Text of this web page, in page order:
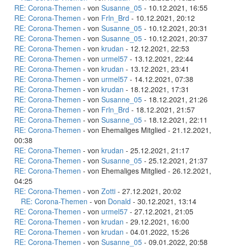
RE: Corona-Themen - von Susanne_05 - 10.12.2021, 16:55
RE: Corona-Themen - von Frln_Brd - 10.12.2021, 20:12
RE: Corona-Themen - von Susanne_05 - 10.12.2021, 20:31
RE: Corona-Themen - von Susanne_05 - 10.12.2021, 20:37
RE: Corona-Themen - von krudan - 12.12.2021, 22:53
RE: Corona-Themen - von urmel57 - 13.12.2021, 22:44
RE: Corona-Themen - von krudan - 13.12.2021, 23:41
RE: Corona-Themen - von urmel57 - 14.12.2021, 07:38
RE: Corona-Themen - von krudan - 18.12.2021, 17:31
RE: Corona-Themen - von Susanne_05 - 18.12.2021, 21:26
RE: Corona-Themen - von Frln_Brd - 18.12.2021, 21:57
RE: Corona-Themen - von Susanne_05 - 18.12.2021, 22:11
RE: Corona-Themen - von Ehemaliges Mitglied - 21.12.2021,
00:38
RE: Corona-Themen - von krudan - 25.12.2021, 21:17
RE: Corona-Themen - von Susanne_05 - 25.12.2021, 21:37
RE: Corona-Themen - von Ehemaliges Mitglied - 26.12.2021,
04:25
RE: Corona-Themen - von Zotti - 27.12.2021, 20:02
RE: Corona-Themen - von Donald - 30.12.2021, 13:14
RE: Corona-Themen - von urmel57 - 27.12.2021, 21:05
RE: Corona-Themen - von krudan - 29.12.2021, 16:00
RE: Corona-Themen - von krudan - 04.01.2022, 15:26
RE: Corona-Themen - von Susanne_05 - 09.01.2022, 20:58